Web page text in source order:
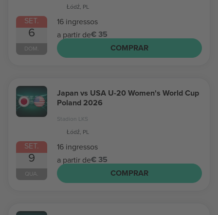
SET.
6
DOM.
Łódź, PL
16 ingressos
a partir de€ 35
COMPRAR
SET.
9
QUA.
Japan vs USA U-20 Women's World Cup
Poland 2026
Stadion LKS
Łódź, PL
16 ingressos
a partir de€ 35
COMPRAR